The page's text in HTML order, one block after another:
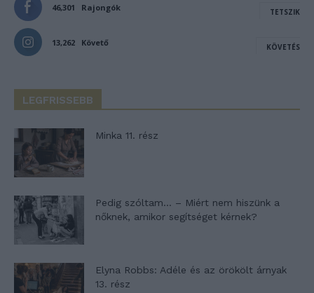
46,301 Rajongók TETSZIK
13,262 Követő KÖVETÉS
LEGFRISSEBB
Minka 11. rész
Pedig szóltam… – Miért nem hiszünk a
nőknek, amikor segítséget kérnek?
Elyna Robbs: Adéle és az örökölt árnyak
13. rész